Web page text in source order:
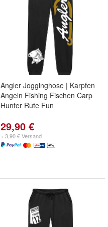
Angler Jogginghose | Karpfen
Angeln Fishing Fischen Carp
Hunter Rute Fun
29,90 €
+ 3,90 € Versand